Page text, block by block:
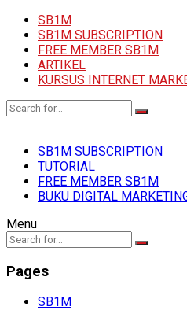
SB1M
SB1M SUBSCRIPTION
FREE MEMBER SB1M
ARTIKEL
KURSUS INTERNET
SB1M SUBSCRIPTION
TUTORIAL
FREE MEMBER SB1M
BUKU DIGITAL
Menu
Pages
SB1M